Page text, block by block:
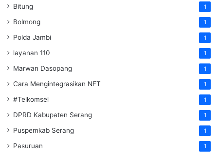
Bitung 1
Bolmong 1
Polda Jambi 1
layanan 110 1
Marwan Dasopang 1
Cara Mengintegrasikan NFT 1
#Telkomsel 1
DPRD Kabupaten Serang 1
Puspemkab Serang 1
Pasuruan 1